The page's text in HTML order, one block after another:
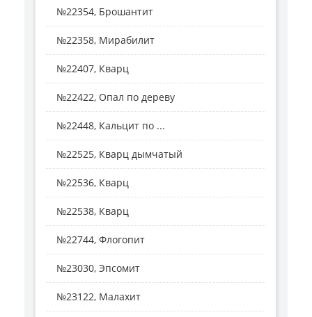
№22354, Брошантит
№22358, Мирабилит
№22407, Кварц
№22422, Опал по дереву
№22448, Кальцит по ...
№22525, Кварц дымчатый
№22536, Кварц
№22538, Кварц
№22744, Флогопит
№23030, Эпсомит
№23122, Малахит